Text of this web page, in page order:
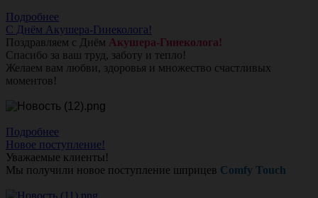
Подробнее
С Днём Акушера-Гинеколога!
Поздравляем с Днём Акушера-Гинеколога!
Спасибо за ваш труд, заботу и тепло!
Желаем вам любви, здоровья и множество счастливых
моментов!
Подробнее
Новое поступление!
Уважаемые клиенты!
Мы получили новое поступление шприцев Comfy Touch